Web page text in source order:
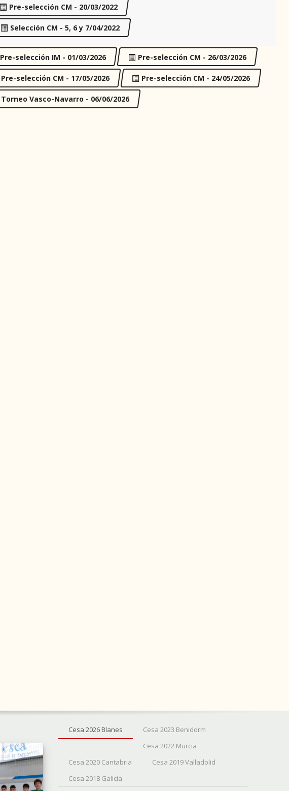
Pre-selección CM - 20/03/2022
Selección CM - 5, 6 y 7/04/2022
Pre-selección IM - 01/03/2026 Pre-selección CM - 26/03/2026
Pre-selección CM - 17/05/2026 Pre-selección CM - 24/05/2026
Torneo Vasco-Navarro - 06/06/2026
Cesa 2026 Blanes
Cesa 2023 Benidorm
Cesa 2022 Murcia
Cesa 2020 Cantabria
Cesa 2019 Valladolid
Cesa 2018 Galicia